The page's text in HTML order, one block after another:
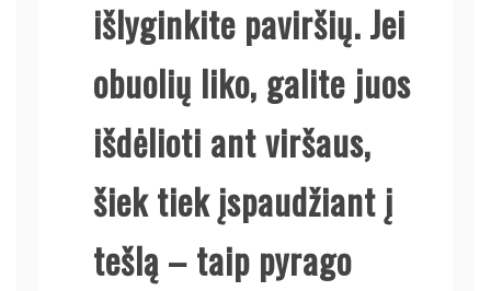
išlyginkite paviršių. Jei
obuolių liko, galite juos
išdėlioti ant viršaus,
šiek tiek įspaudžiant į
tešlą – taip pyrago